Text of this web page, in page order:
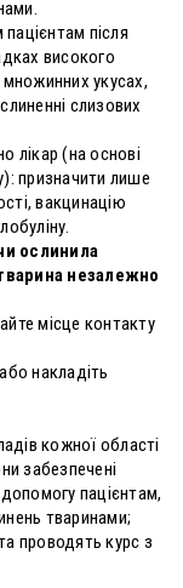
після
високого
укусах,
слизових
лікар (на основі
призначити лише
вакцинацію
ослинила
незалежно
місце контакту
накладіть
кожної області
забезпечені
пацієнтам,
тваринами;
проводять курс з